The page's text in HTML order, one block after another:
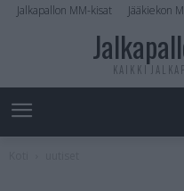
Jalkapallon MM-kisat Jääkiekon
KAIKKI